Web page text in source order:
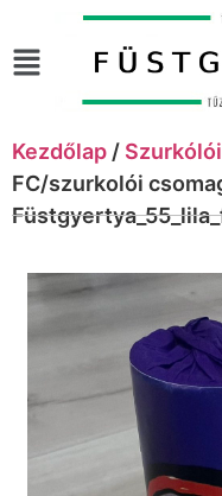
Kezdőlap /
FC/szurkolói